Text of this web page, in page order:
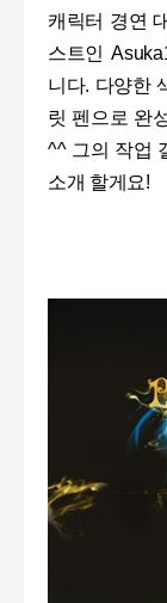
캐릭터 경연
스트인
니다. 다양한
릿 펜으로 완
^^ 그의 작업
소개 할게요!